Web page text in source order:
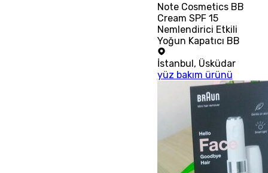
Note Cosmetics BB
Cream SPF 15
Nemlendirici Etkili
Yoğun Kapatıcı BB
İstanbul, Üsküdar
yüz bakım ürünü